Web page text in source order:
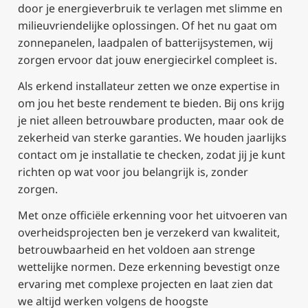
door je energieverbruik te verlagen met slimme en
milieuvriendelijke oplossingen. Of het nu gaat om
zonnepanelen, laadpalen of batterijsystemen, wij
zorgen ervoor dat jouw energiecirkel compleet is.
Als erkend installateur zetten we onze expertise in
om jou het beste rendement te bieden. Bij ons krijg
je niet alleen betrouwbare producten, maar ook de
zekerheid van sterke garanties. We houden jaarlijks
contact om je installatie te checken, zodat jij je kunt
richten op wat voor jou belangrijk is, zonder
zorgen.
Met onze officiële erkenning voor het uitvoeren van
overheidsprojecten ben je verzekerd van kwaliteit,
betrouwbaarheid en het voldoen aan strenge
wettelijke normen. Deze erkenning bevestigt onze
ervaring met complexe projecten en laat zien dat
we altijd werken volgens de hoogste